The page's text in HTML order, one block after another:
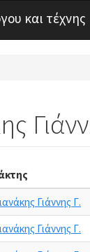
και τέχνης
Γιάννης Γ.
Γιάννης Γ.